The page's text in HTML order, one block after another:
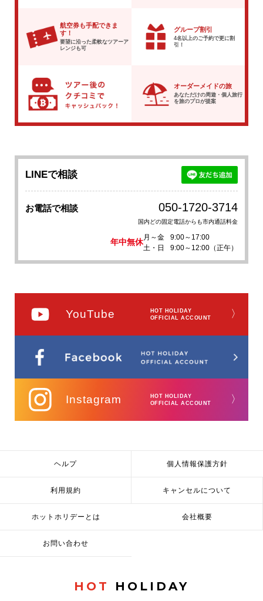
航空券も手配できま
す！
要望に沿った柔軟なツアーア
レンジも可
グループ割引
4名以上のご予約で更に割
引！
オーダーメイドの旅
あなただけの周遊・個人旅行
を旅のプロが提案
LINEで相談
お電話で相談 050-1720-3714
国内どの固定電話からも市内通話料金
年中無休
月～金
9:00～17:00
土・日
9:00～12:00（正午）
YouTube
HOT HOLIDAY
OFFICIAL ACCOUNT
〉
Instagram
HOT HOLIDAY
OFFICIAL ACCOUNT
〉
ヘルプ 個人情報保護方針
利用規約 キャンセルについて
ホットホリデーとは 会社概要
お問い合わせ
HOT HOLIDAY